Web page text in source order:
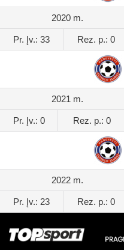
2020 m.
Pr. Įv.: 33 Rez. p.: 0
2021 m.
Pr. Įv.: 0 Rez. p.: 0
2022 m.
Pr. Įv.: 23 Rez. p.: 0